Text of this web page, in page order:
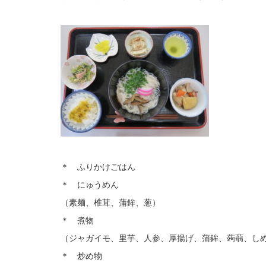
＊ ふりかけごはん
＊ にゅうめん
（素麺、椎茸、蒲鉾、葱）
＊ 煮物
（ジャガイモ、里芋、人参、厚揚げ、蒲鉾、蒟蒻、し
＊ 炒め物